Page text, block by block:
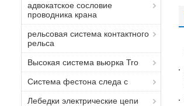
адвокатское сословие
проводника крана
рельсовая система контактного
рельса
Высокая система вьюрка Tro
Система фестона следа c
Лебедки электрические цепи